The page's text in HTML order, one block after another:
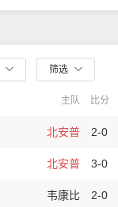
筛选
主队 比分
北安普 2-0
北安普 3-0
韦康比 2-0